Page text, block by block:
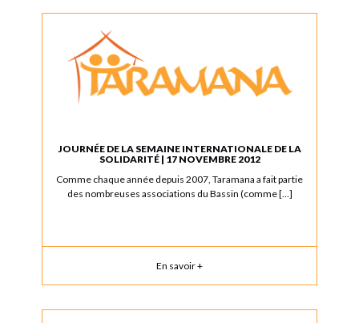
JOURNÉE DE LA SEMAINE INTERNATIONALE DE LA
SOLIDARITÉ | 17 NOVEMBRE 2012
Comme chaque année depuis 2007, Taramana a fait partie
des nombreuses associations du Bassin (comme […]
En savoir +